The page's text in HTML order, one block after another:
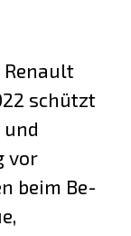
Renault
schützt
vor
beim Be-